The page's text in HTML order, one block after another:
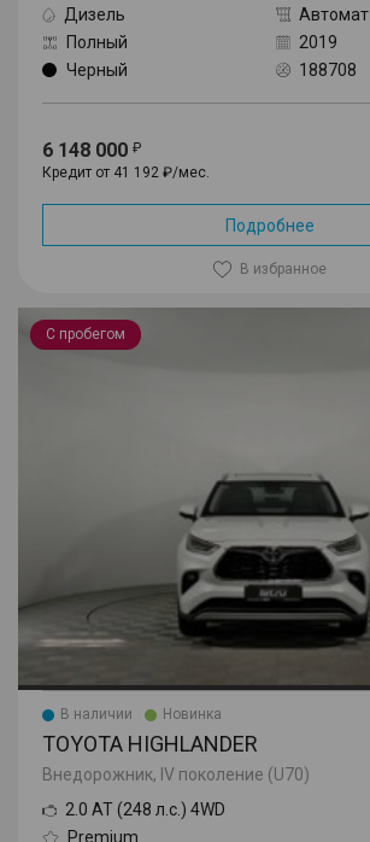
Дизель
Автомат
Полный
2019
Черный
188708
6 148 000
Кредит от 41 192 ₽/мес.
Подробнее
В избранное
С пробегом
Highlander
В наличии Новинка
TOYOTA HIGHLANDER
Внедорожник, IV поколение (U70)
2.0 AT (248 л.с.) 4WD
Premium